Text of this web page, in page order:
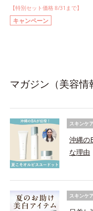
【特別セット価格 8/31まで】
キャンペーン
マガジン（美容情
スキンケ
沖縄の
な理由
スキンケ